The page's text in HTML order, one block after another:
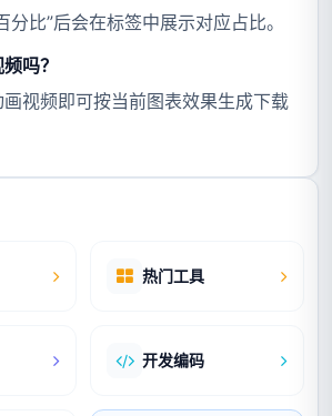
分比”后会在标签中展示对应占比。
吗？
视频即可按当前图表效果生成下载
热门工具
开发编码